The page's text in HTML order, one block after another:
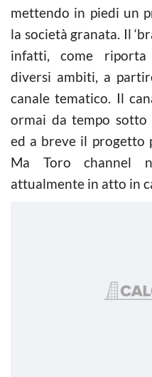
mettendo in piedi un
la società granata. Il
infatti, come riporta
diversi ambiti, a
canale tematico. Il
ormai da tempo sotto
ed a breve il progetto
Ma Toro channel
attualmente in atto in